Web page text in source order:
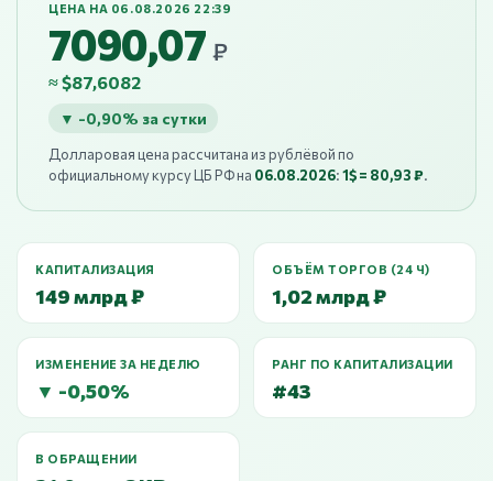
ЦЕНА НА 06.08.2026 22:39
7090,07 ₽
≈ $87,6082
▼ -0,90% за сутки
Долларовая цена рассчитана из рублёвой по
официальному курсу ЦБ РФ на 06.08.2026:1$ = 80,93 ₽.
КАПИТАЛИЗАЦИЯ
149 млрд ₽
ОБЪЁМ ТОРГОВ (24 Ч)
1,02 млрд ₽
ИЗМЕНЕНИЕ ЗА НЕДЕЛЮ
▼ -0,50%
РАНГ ПО КАПИТАЛИЗАЦИИ
#43
В ОБРАЩЕНИИ